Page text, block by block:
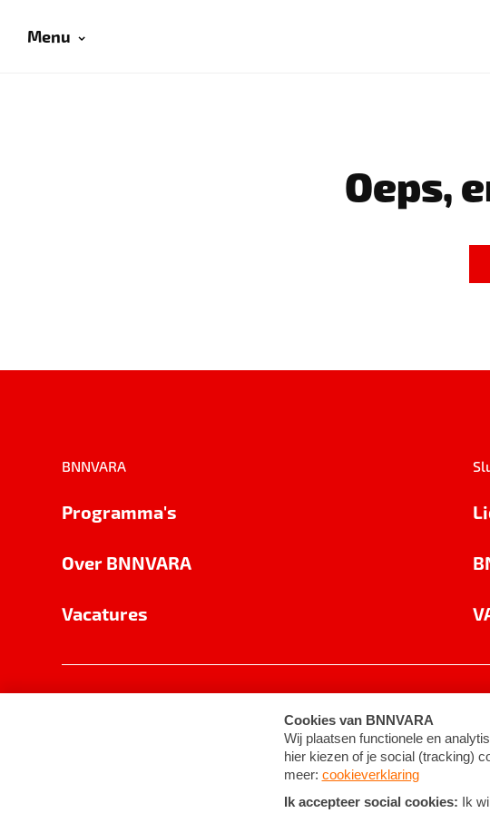
Menu
Oeps,
BNNVARA
Programma's
Over BNNVARA
Vacatures
Cookie-instellingen Algemene